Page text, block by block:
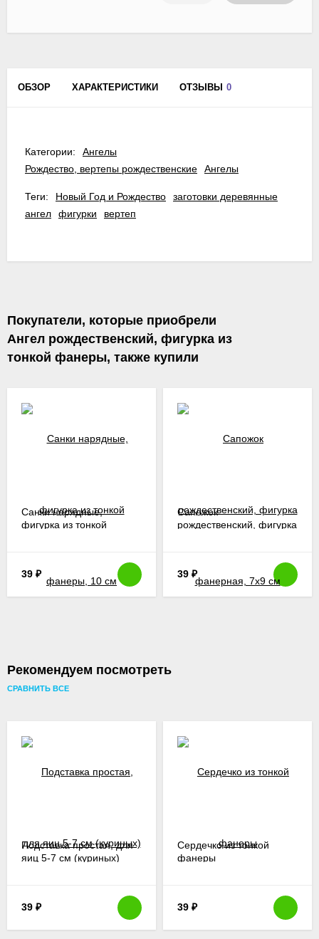
ОБЗОР ХАРАКТЕРИСТИКИ ОТЗЫВЫ 0
Категории:
Ангелы
Рождество, вертепы рождественские
Ангелы
Теги: Новый Год и Рождество
заготовки деревянные
ангел
фигурки вертеп
Покупатели, которые приобрели
Ангел рождественский, фигурка из
тонкой фанеры, также купили
Санки нарядные,
фигурка из тонкой
39 ₽
Сапожок
рождественский, фигурка
39 ₽
Рекомендуем посмотреть
СРАВНИТЬ ВСЕ
Подставка простая, для
яиц 5-7 см (куриных)
39 ₽
Сердечко из тонкой
фанеры
39 ₽